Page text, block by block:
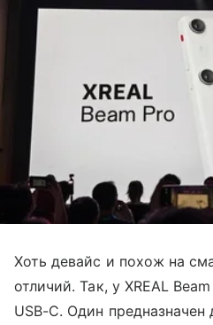
Хоть девайс и похож на
отличий. Так, у XREAL
USB-C. Один